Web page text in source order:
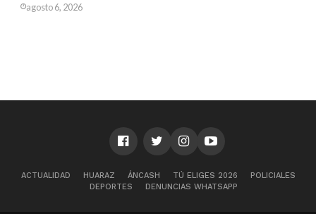
agosto 6, 2026
ACTUALIDAD HUARAZ ÁNCASH TÚ ELIGES 2026
POLICIALES
DEPORTES
DENUNCIAS WHATSAPP